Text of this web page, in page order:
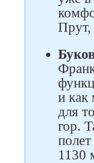
Прут,
и как
для
гор.
1130